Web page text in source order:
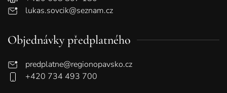
lukas.sovcik@seznam.cz
Objednávky předplatného
predplatne@regionopavsko.cz
+420 734 493 700